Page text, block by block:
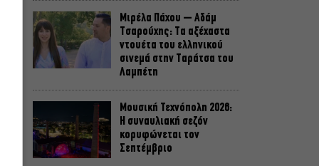
Μιρέλα Πάχου – Αδάμ
Τσαρούχης: Τα αξέχαστα
ντουέτα του ελληνικού
σινεμά στην Ταράτσα του
Λαμπέτη
Μουσική Τεχνόπολη 2026:
Η συναυλιακή σεζόν
κορυφώνεται τον
Σεπτέμβριο